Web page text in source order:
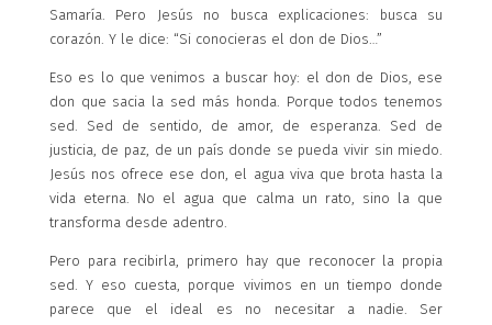
Samaría. Pero Jesús no busca explicaciones: busca su
corazón. Y le dice: “Si conocieras el don de Dios…”
Eso es lo que venimos a buscar hoy: el don de Dios, ese
don que sacia la sed más honda. Porque todos tenemos
sed. Sed de sentido, de amor, de esperanza. Sed de
justicia, de paz, de un país donde se pueda vivir sin miedo.
Jesús nos ofrece ese don, el agua viva que brota hasta la
vida eterna. No el agua que calma un rato, sino la que
transforma desde adentro.
Pero para recibirla, primero hay que reconocer la propia
sed. Y eso cuesta, porque vivimos en un tiempo donde
parece que el ideal es no necesitar a nadie. Ser